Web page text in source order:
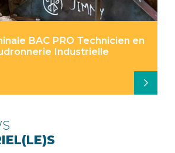
BAC PRO Technicien en
Industrielle